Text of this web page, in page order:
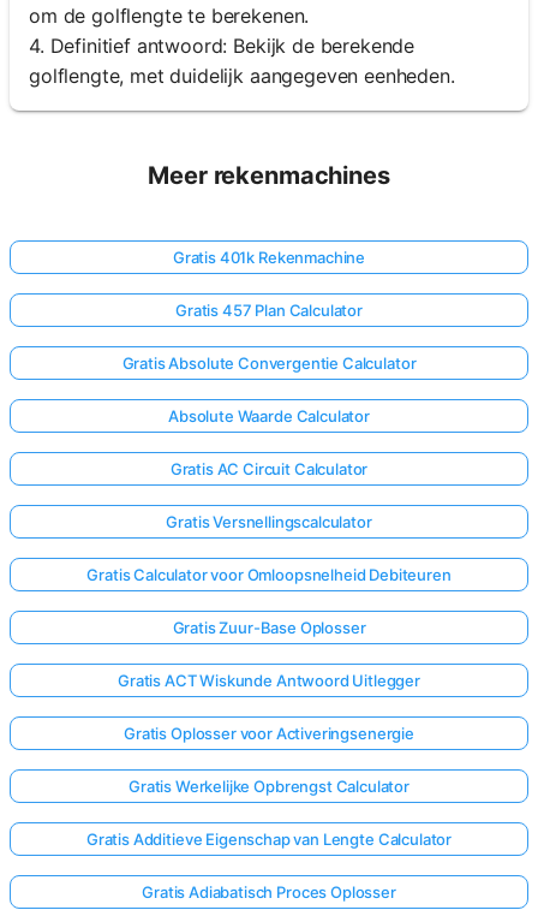
om de golflengte te berekenen.
4. Definitief antwoord: Bekijk de berekende
golflengte, met duidelijk aangegeven eenheden.
Meer rekenmachines
Gratis 401k Rekenmachine
Gratis 457 Plan Calculator
Gratis Absolute Convergentie Calculator
Absolute Waarde Calculator
Gratis AC Circuit Calculator
Gratis Versnellingscalculator
Gratis Calculator voor Omloopsnelheid Debiteuren
Gratis Zuur-Base Oplosser
Gratis ACT Wiskunde Antwoord Uitlegger
Gratis Oplosser voor Activeringsenergie
Gratis Werkelijke Opbrengst Calculator
Gratis Additieve Eigenschap van Lengte Calculator
Gratis Adiabatisch Proces Oplosser